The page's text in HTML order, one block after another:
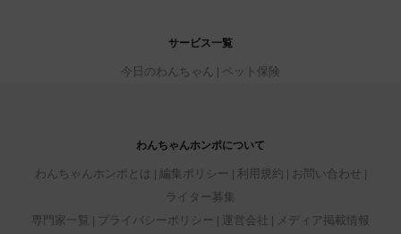
サービス一覧
今日のわんちゃん ペット保険
わんちゃんホンポについて
わんちゃんホンポとは 編集ポリシー 利用規約
お問い合わせ
ライター募集
専門家一覧
プライバシーポリシー 運営会社 メディア掲載情報